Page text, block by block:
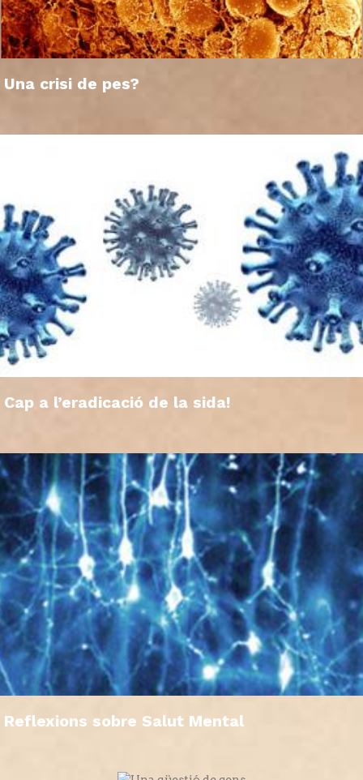
Una crisi de pes?
Cap a l’eradicació de la sida!
Reflexions sobre Salut Mental